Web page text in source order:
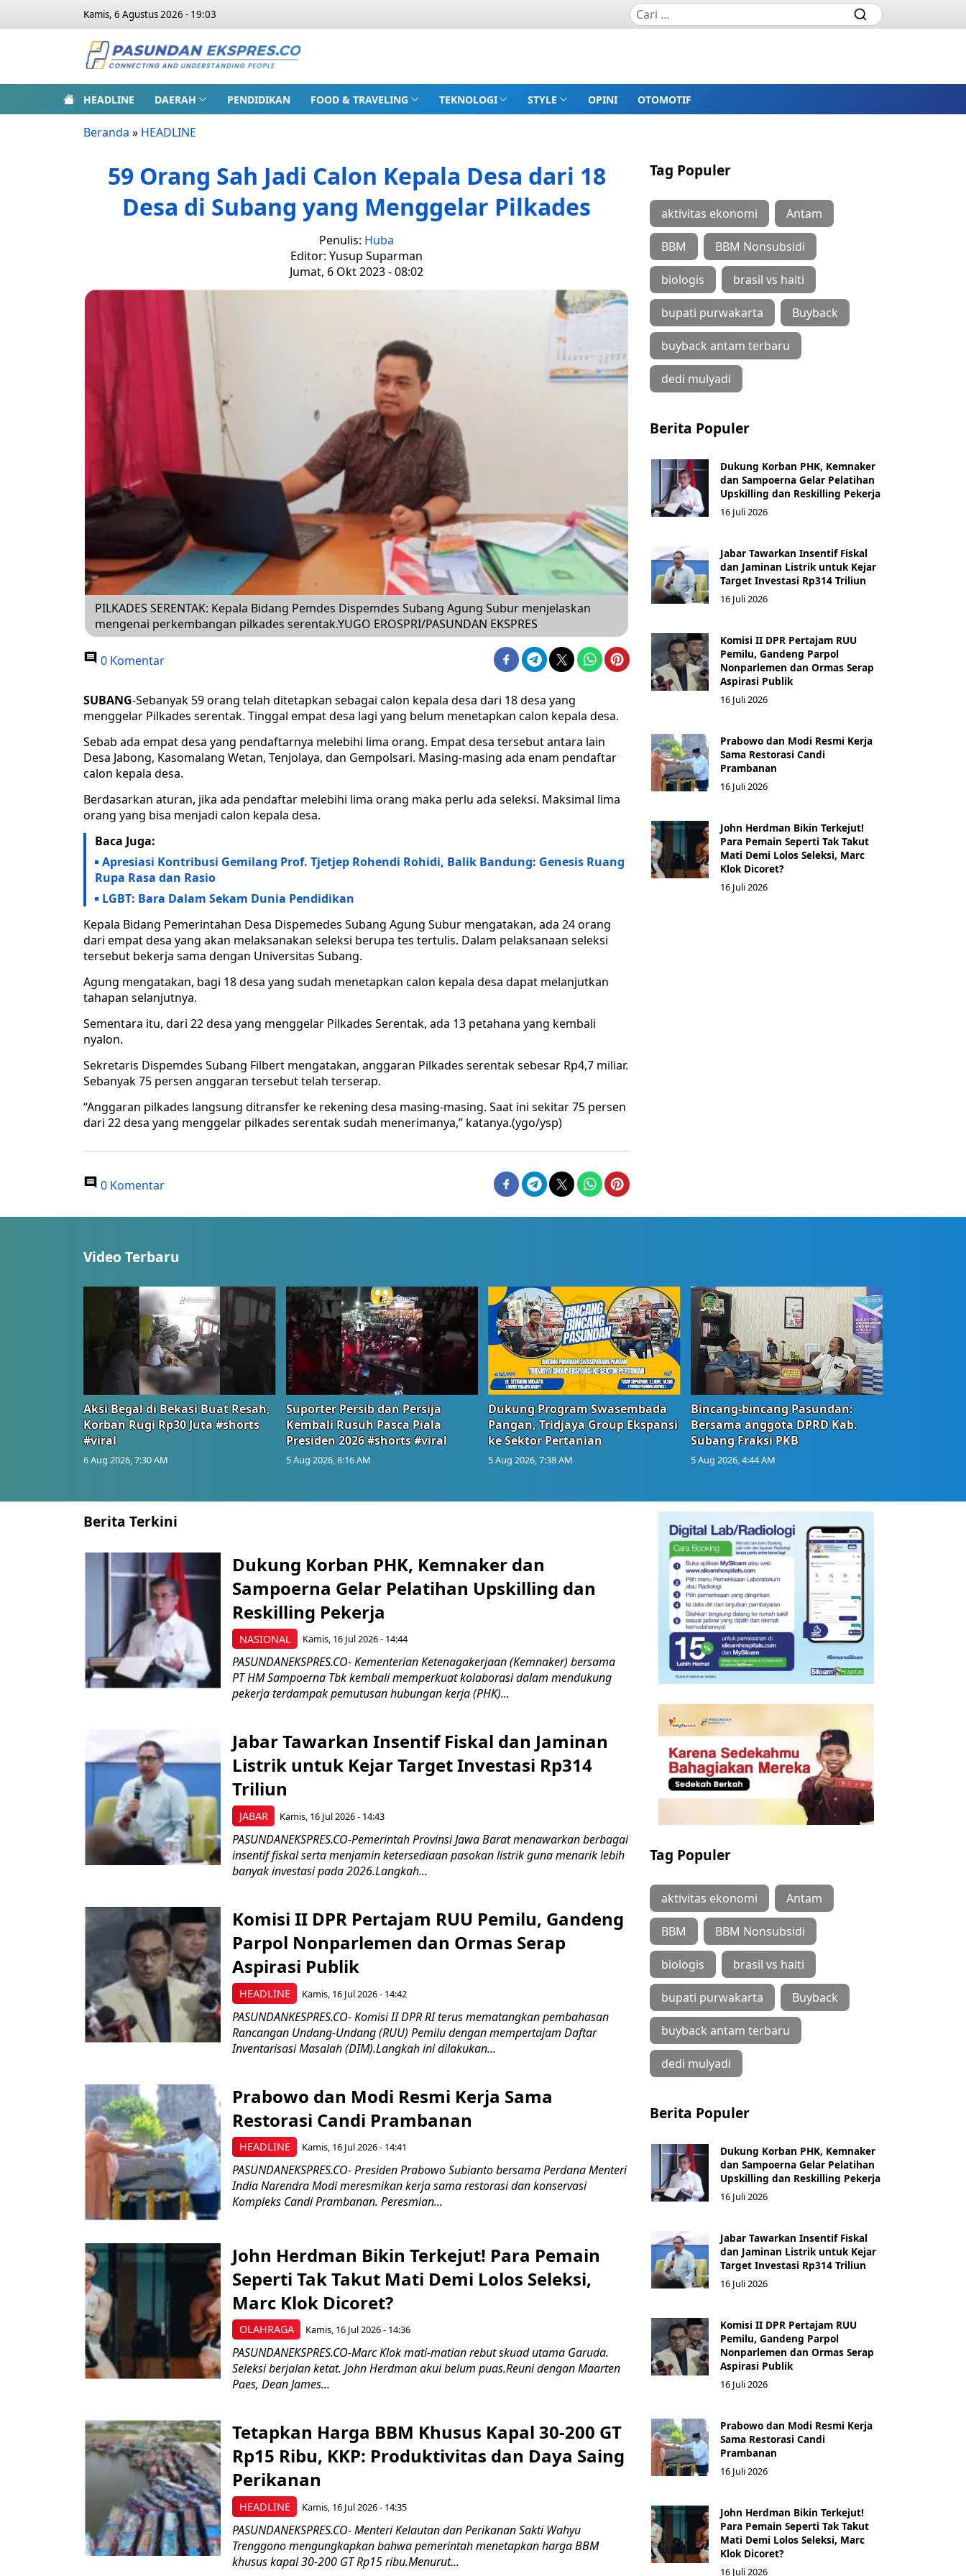
Kamis, 6 Agustus 2026 - 19:03
HEADLINE DAERAH PENDIDIKAN FOOD & TRAVELING TEKNOLOGI STYLE OPINI OTOMOTIF
Beranda » HEADLINE
59 Orang Sah Jadi Calon Kepala Desa dari 18
Desa di Subang yang Menggelar Pilkades
Penulis: Huba
Editor: Yusup Suparman
Jumat, 6 Okt 2023 - 08:02
PILKADES SERENTAK: Kepala Bidang Pemdes Dispemdes Subang Agung Subur menjelaskan
mengenai perkembangan pilkades serentak.YUGO EROSPRI/PASUNDAN EKSPRES
0 Komentar
SUBANG-Sebanyak 59 orang telah ditetapkan sebagai calon kepala desa dari 18 desa yang
menggelar Pilkades serentak. Tinggal empat desa lagi yang belum menetapkan calon kepala desa.
Sebab ada empat desa yang pendaftarnya melebihi lima orang. Empat desa tersebut antara lain
Desa Jabong, Kasomalang Wetan, Tenjolaya, dan Gempolsari. Masing-masing ada enam pendaftar
calon kepala desa.
Berdasarkan aturan, jika ada pendaftar melebihi lima orang maka perlu ada seleksi. Maksimal lima
orang yang bisa menjadi calon kepala desa.
Baca Juga:
Apresiasi Kontribusi Gemilang Prof. Tjetjep Rohendi Rohidi, Balik Bandung: Genesis Ruang
Rupa Rasa dan Rasio
LGBT: Bara Dalam Sekam Dunia Pendidikan
Kepala Bidang Pemerintahan Desa Dispemedes Subang Agung Subur mengatakan, ada 24 orang
dari empat desa yang akan melaksanakan seleksi berupa tes tertulis. Dalam pelaksanaan seleksi
tersebut bekerja sama dengan Universitas Subang.
Agung mengatakan, bagi 18 desa yang sudah menetapkan calon kepala desa dapat melanjutkan
tahapan selanjutnya.
Sementara itu, dari 22 desa yang menggelar Pilkades Serentak, ada 13 petahana yang kembali
nyalon.
Sekretaris Dispemdes Subang Filbert mengatakan, anggaran Pilkades serentak sebesar Rp4,7 miliar.
Sebanyak 75 persen anggaran tersebut telah terserap.
“Anggaran pilkades langsung ditransfer ke rekening desa masing-masing. Saat ini sekitar 75 persen
dari 22 desa yang menggelar pilkades serentak sudah menerimanya,” katanya.(ygo/ysp)
0 Komentar
Tag Populer
aktivitas ekonomi Antam
BBM BBM Nonsubsidi
biologis brasil vs haiti
bupati purwakarta Buyback
buyback antam terbaru
dedi mulyadi
Berita Populer
Dukung Korban PHK, Kemnaker
dan Sampoerna Gelar Pelatihan
Upskilling dan Reskilling Pekerja
16 Juli 2026
Jabar Tawarkan Insentif Fiskal
dan Jaminan Listrik untuk Kejar
Target Investasi Rp314 Triliun
16 Juli 2026
Komisi II DPR Pertajam RUU
Pemilu, Gandeng Parpol
Nonparlemen dan Ormas Serap
Aspirasi Publik
16 Juli 2026
Prabowo dan Modi Resmi Kerja
Sama Restorasi Candi
Prambanan
16 Juli 2026
John Herdman Bikin Terkejut!
Para Pemain Seperti Tak Takut
Mati Demi Lolos Seleksi, Marc
Klok Dicoret?
16 Juli 2026
Video Terbaru
Aksi Begal di Bekasi Buat Resah,
Korban Rugi Rp30 Juta #shorts
#viral
6 Aug 2026, 7:30 AM
Suporter Persib dan Persija
Kembali Rusuh Pasca Piala
Presiden 2026 #shorts #viral
5 Aug 2026, 8:16 AM
Dukung Program Swasembada
Pangan, Tridjaya Group Ekspansi
ke Sektor Pertanian
5 Aug 2026, 7:38 AM
Bincang-bincang Pasundan:
Bersama anggota DPRD Kab.
Subang Fraksi PKB
5 Aug 2026, 4:44 AM
Berita Terkini
NASIONAL
Dukung Korban PHK, Kemnaker dan
Sampoerna Gelar Pelatihan Upskilling dan
Reskilling Pekerja
Kamis, 16 Jul 2026 - 14:44
PASUNDANEKSPRES.CO- Kementerian Ketenagakerjaan (Kemnaker) bersama
PT HM Sampoerna Tbk kembali memperkuat kolaborasi dalam mendukung
pekerja terdampak pemutusan hubungan kerja (PHK)...
JABAR
Jabar Tawarkan Insentif Fiskal dan Jaminan
Listrik untuk Kejar Target Investasi Rp314
Triliun
Kamis, 16 Jul 2026 - 14:43
PASUNDANEKSPRES.CO-Pemerintah Provinsi Jawa Barat menawarkan berbagai
insentif fiskal serta menjamin ketersediaan pasokan listrik guna menarik lebih
banyak investasi pada 2026.Langkah...
HEADLINE
Komisi II DPR Pertajam RUU Pemilu, Gandeng
Parpol Nonparlemen dan Ormas Serap
Aspirasi Publik
Kamis, 16 Jul 2026 - 14:42
PASUNDANKESPRES.CO- Komisi II DPR RI terus mematangkan pembahasan
Rancangan Undang-Undang (RUU) Pemilu dengan mempertajam Daftar
Inventarisasi Masalah (DIM).Langkah ini dilakukan...
HEADLINE
Prabowo dan Modi Resmi Kerja Sama
Restorasi Candi Prambanan
Kamis, 16 Jul 2026 - 14:41
PASUNDANEKSPRES.CO- Presiden Prabowo Subianto bersama Perdana Menteri
India Narendra Modi meresmikan kerja sama restorasi dan konservasi
Kompleks Candi Prambanan. Peresmian...
OLAHRAGA
John Herdman Bikin Terkejut! Para Pemain
Seperti Tak Takut Mati Demi Lolos Seleksi,
Marc Klok Dicoret?
Kamis, 16 Jul 2026 - 14:36
PASUNDANEKSPRES.CO-Marc Klok mati-matian rebut skuad utama Garuda.
Seleksi berjalan ketat. John Herdman akui belum puas.Reuni dengan Maarten
Paes, Dean James...
HEADLINE
Tetapkan Harga BBM Khusus Kapal 30-200 GT
Rp15 Ribu, KKP: Produktivitas dan Daya Saing
Perikanan
Kamis, 16 Jul 2026 - 14:35
PASUNDANEKSPRES.CO- Menteri Kelautan dan Perikanan Sakti Wahyu
Trenggono mengungkapkan bahwa pemerintah menetapkan harga BBM
khusus kapal 30-200 GT Rp15 ribu.Menurut...
Tag Populer
aktivitas ekonomi Antam
BBM BBM Nonsubsidi
biologis brasil vs haiti
bupati purwakarta Buyback
buyback antam terbaru
dedi mulyadi
Berita Populer
Dukung Korban PHK, Kemnaker
dan Sampoerna Gelar Pelatihan
Upskilling dan Reskilling Pekerja
16 Juli 2026
Jabar Tawarkan Insentif Fiskal
dan Jaminan Listrik untuk Kejar
Target Investasi Rp314 Triliun
16 Juli 2026
Komisi II DPR Pertajam RUU
Pemilu, Gandeng Parpol
Nonparlemen dan Ormas Serap
Aspirasi Publik
16 Juli 2026
Prabowo dan Modi Resmi Kerja
Sama Restorasi Candi
Prambanan
16 Juli 2026
John Herdman Bikin Terkejut!
Para Pemain Seperti Tak Takut
Mati Demi Lolos Seleksi, Marc
Klok Dicoret?
16 Juli 2026